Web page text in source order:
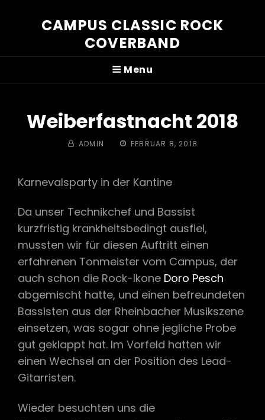
CAMPUS CLASSIC ROCK
COVERBAND
Menu
Weiberfastnacht 2018
BY ADMIN
POSTED
FEBRUAR 8, 2018
Karnevalsparty in der Kantine
Da unser Technikchef und Bassist
kurzfristig krankheitsbedingt ausfiel,
mussten wir für diesen Auftritt einen
erfahrenen Tonmeister vom Campus, der
auch schon die Rock-Ikone Doro Pesch
abgemischt hatte, und einen befreundeten
Bassisten aus der Rheinbacher Musikszene
einsetzen, was sogar ohne jegliche Probe
gut geklappt hat. Im Vorfeld hatten wir
einen Wechsel an der Position des Lead-
Gitarristen.
Wieder besuchten uns die